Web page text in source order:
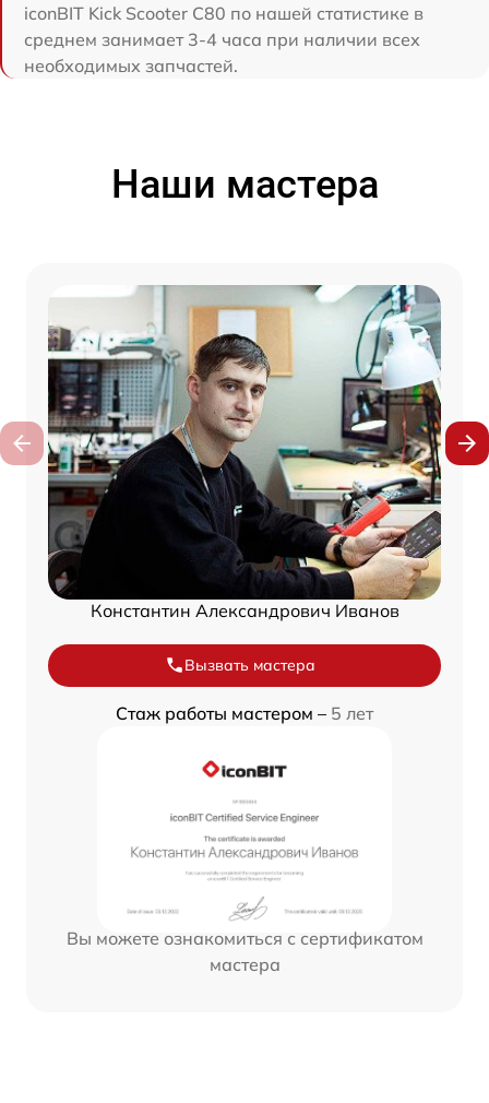
iconBIT Kick Scooter C80 по нашей статистике в
среднем занимает 3-4 часа при наличии всех
необходимых запчастей.
Наши мастера
Константин Александрович Иванов
Вызвать мастера
Стаж работы мастером – 5 лет
Вы можете ознакомиться с сертификатом
мастера